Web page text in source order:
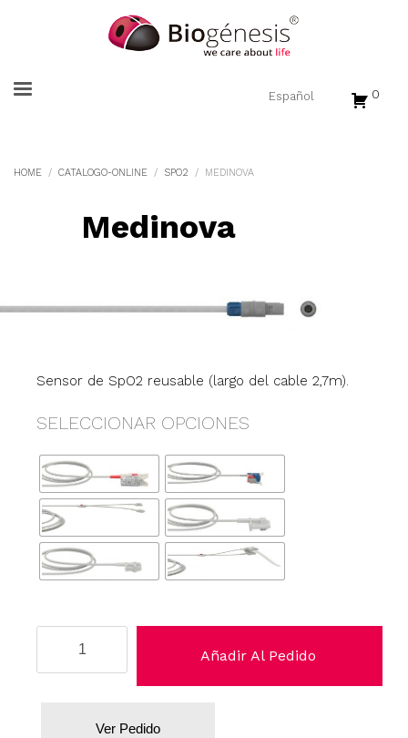
0
HOME CATALOGO-ONLINE SPO2 MEDINOVA
Medinova
Sensor de SpO2 reusable (largo del cable 2,7m).
SELECCIONAR OPCIONES
Añadir Al Pedido
Ver Pedido